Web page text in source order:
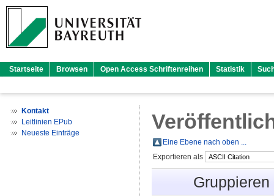
Startseite Browsen Open Access Schriftenreihen Statistik
Kontakt
Leitlinien EPub
Neueste Einträge
Eine Ebene nach oben ...
Exportieren als